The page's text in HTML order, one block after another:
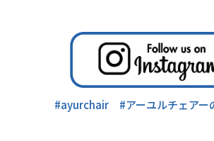
#ayurchair #アーユルチェアー